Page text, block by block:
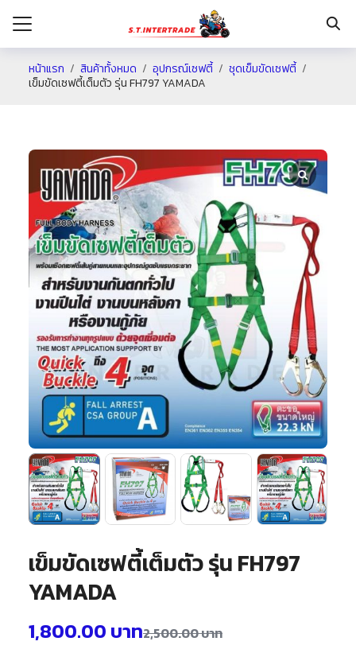
ะเงิน
หน้าแรก สินค้าทั้งหมด อุปกรณ์เซฟตี้
ชุดเข็มขัดเซฟตี้
เข็มขัดเซฟตี้เต็มตัว รุ่น FH797 YAMADA
เข็มขัดเซฟตี้เต็มตัว รุ่น FH797
YAMADA
2,500.00บาท
1,800.00 บาท